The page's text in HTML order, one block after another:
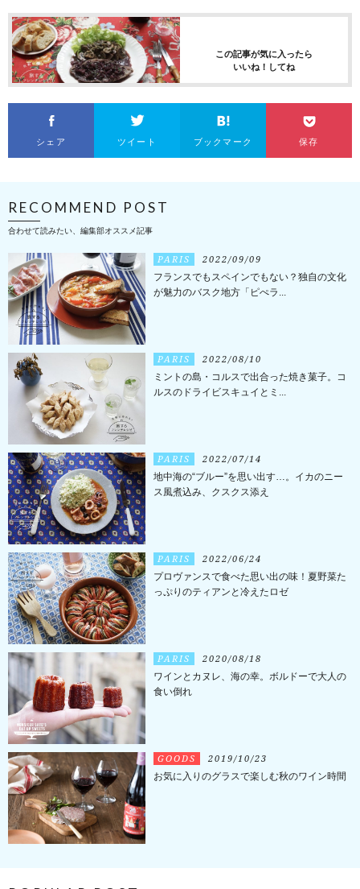
この記事が気に入ったら
いいね！してね
シェア ツイート ブックマーク 保存
RECOMMEND POST
合わせて読みたい、編集部オススメ記事
PARIS 2022/09/09
フランスでもスペインでもない？独自の文化
が魅力のバスク地方「ピぺラ...
PARIS 2022/08/10
ミントの島・コルスで出合った焼き菓子。コ
ルスのドライビスキュイとミ...
PARIS 2022/07/14
地中海の“ブルー”を思い出す…。イカのニー
ス風煮込み、クスクス添え
PARIS 2022/06/24
プロヴァンスで食べた思い出の味！夏野菜た
っぷりのティアンと冷えたロゼ
PARIS 2020/08/18
ワインとカヌレ、海の幸。ボルドーで大人の
食い倒れ
GOODS 2019/10/23
お気に入りのグラスで楽しむ秋のワイン時間